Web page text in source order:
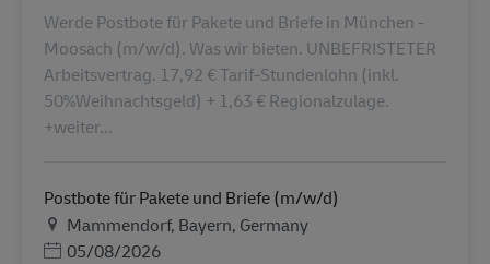
Werde Postbote für Pakete und Briefe in München -
Moosach (m/w/d). Was wir bieten. UNBEFRISTETER
Arbeitsvertrag. 17,92 € Tarif-Stundenlohn (inkl.
50%Weihnachtsgeld) + 1,63 € Regionalzulage.
+weiter...
Postbote für Pakete und Briefe (m/w/d)
LieuMammendorf, Bayern, Germany
Posted Date
05/08/2026